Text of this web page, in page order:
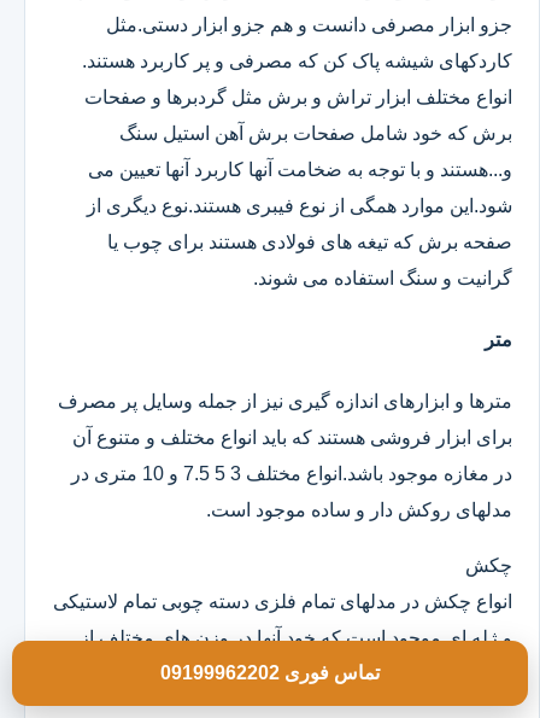
جزو ابزار مصرفی دانست و هم جزو ابزار دستی.مثل
کاردکهای شیشه پاک کن که مصرفی و پر کاربرد هستند.
انواع مختلف ابزار تراش و برش مثل گردبرها و صفحات
برش که خود شامل صفحات برش آهن استیل سنگ
و...هستند و با توجه به ضخامت آنها کاربرد آنها تعیین می
شود.این موارد همگی از نوع فیبری هستند.نوع دیگری از
صفحه برش که تیغه های فولادی هستند برای چوب یا
گرانیت و سنگ استفاده می شوند.
متر
مترها و ابزارهای اندازه گیری نیز از جمله وسایل پر مصرف
برای ابزار فروشی هستند که باید انواع مختلف و متنوع آن
در مغازه موجود باشد.انواع مختلف 3 5 7.5 و 10 متری در
مدلهای روکش دار و ساده موجود است.
چکش
انواع چکش در مدلهای تمام فلزی دسته چوبی تمام لاستیکی
و ژله ای موجود است که خود آنها در وزن های مختلف از
تماس فوری 09199962202